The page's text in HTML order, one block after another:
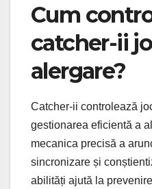
Cum
catcher-ii
alergare?
Catcher-ii controlează
gestionarea eficientă a
mecanica precisă a
sincronizare și
abilități ajută la